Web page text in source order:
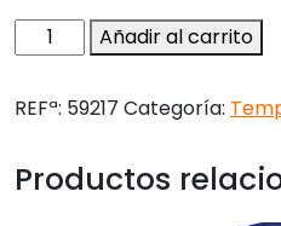
Tempera
liquida
escolar
ml
Añadir al carrito
REFª: 59217 Categoría:
Productos